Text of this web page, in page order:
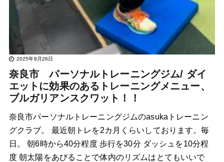
2025年8月26日
奈良市 パーソナルトレーニングジム/ ダイ
エットに効果のあるトレーニングメニュー、
ブルガリアンスクワット！！
奈良市パーソナルトレーニングジムのasukaトレーニン
グクラブ。 最近朝トレを2カ月くらいしております。毎
日。 朝6時から40分程度 歩行を30分 ダッシュを10分程
度 朝太陽をあびることで体内のリズムはとてもいいで